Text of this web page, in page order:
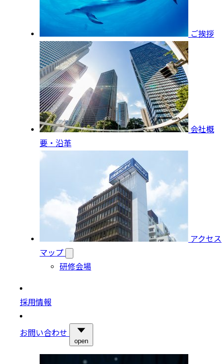
ご挨拶
会社概
要・沿革
アクセス
マップ
研修会場
採用情報
お問い合わせ
open